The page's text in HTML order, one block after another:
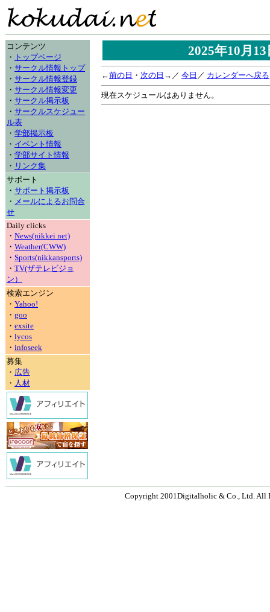
コンテンツ
・ トップページ
・ サークル情報トップ
・ サークル情報登録
・ サークル情報変更
・ サークル掲示板
・ サークルスケジュー
ル表
・ 学部掲示板
・ イベント情報
・ 学部サイト情報
・ リンク集
サポート
・ サポート掲示板
・ メールによるお問合
せ
Daily clicks
・ News(nikkei net)
・ Weather(CWW)
・ Sports(nikkansports)
・ TV(ザテレビジョ
ン）
検索エンジン
・ Yahoo!
・ goo
・ exsite
・ lycos
・ infoseek
募集
・ 広告
・ 人材
2025年10月
←前の日 ・ 次の日 →／ 今日 ／ カレンダーへ戻る
現在スケジュールはありません。
Copyright 2001Digitalholic & Co., Ltd. All